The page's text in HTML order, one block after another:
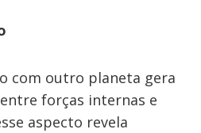
com outro planeta gera
forças internas e
aspecto revela